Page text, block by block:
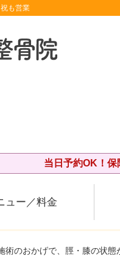
も営業
当日予約OK！
ュー／料金
術のおかげで、脛・膝の状態